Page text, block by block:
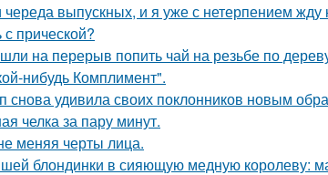
выпускных, и я уже с нетерпением жду
с прической?
на перерыв попить чай на резьбе по
нибудь Комплимент".
снова удивила своих поклонников новым
челка за пару минут.
меняя черты лица.
блондинки в сияющую медную королеву: